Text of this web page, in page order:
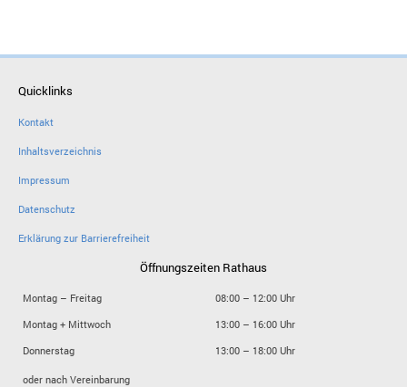
Quicklinks
Kontakt
Inhaltsverzeichnis
Impressum
Datenschutz
Erklärung zur Barrierefreiheit
Öffnungszeiten Rathaus
Montag – Freitag
08:00 – 12:00 Uhr
Montag + Mittwoch
13:00 – 16:00 Uhr
Donnerstag
13:00 – 18:00 Uhr
oder nach Vereinbarung